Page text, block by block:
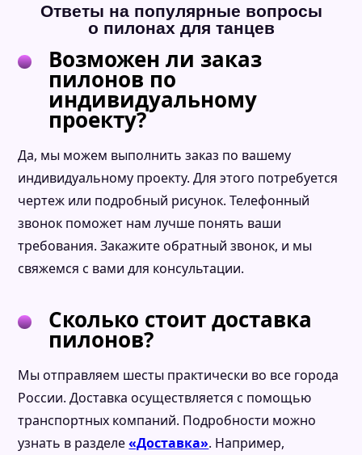
Ответы на популярные вопросы
о пилонах для танцев
Возможен ли заказ
пилонов по
индивидуальному
проекту?
Да, мы можем выполнить заказ по вашему
индивидуальному проекту. Для этого потребуется
чертеж или подробный рисунок. Телефонный
звонок поможет нам лучше понять ваши
требования. Закажите обратный звонок, и мы
свяжемся с вами для консультации.
Сколько стоит доставка
пилонов?
Мы отправляем шесты практически во все города
России. Доставка осуществляется с помощью
транспортных компаний. Подробности можно
узнать в разделе«Доставка». Например,